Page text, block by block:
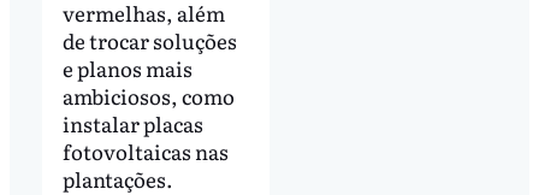
vermelhas, além
de trocar soluções
e planos mais
ambiciosos, como
instalar placas
fotovoltaicas nas
plantações.